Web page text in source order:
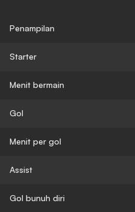
Penampilan
Starter
Menit bermain
Gol
Menit per gol
Assist
Gol bunuh diri